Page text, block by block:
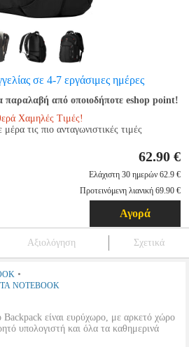
σε 4-7 εργάσιμες ημέρες
παραλαβή από οποιοδήποτε eshop point!
Χαμηλές Τιμές!
τις πιο ανταγωνιστικές τιμές
62.90 €
Ελάχιστη 30 ημερών 62.9 €
Προτεινόμενη λιανική 69.90 €
Αγορά
Αξιολόγηση Σχετικά
•
NOTEBOOK
είναι ευρύχωρο, με αρκετό χώρο
υπολογιστή και όλα τα καθημερινά